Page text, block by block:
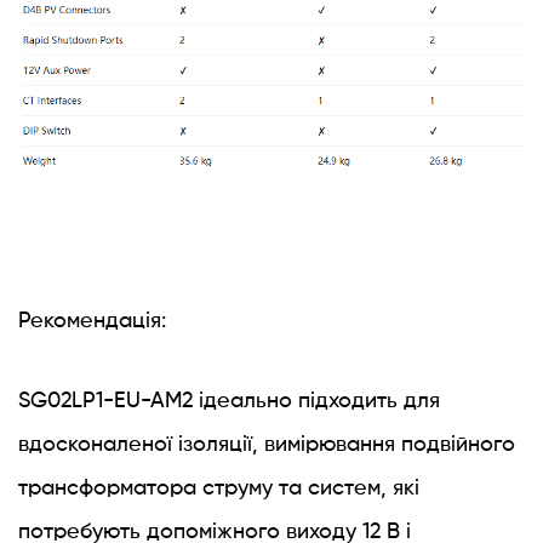
Рекомендація:
SG02LP1-EU-AM2 ідеально підходить для
вдосконаленої ізоляції, вимірювання подвійного
трансформатора струму та систем, які
потребують допоміжного виходу 12 В і